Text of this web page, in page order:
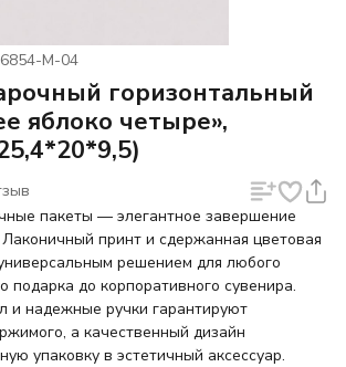
M-04
горизонтальный
яблоко четыре»,
пакеты — элегантное завершение
принт и сдержанная цветовая
решением для любого
подарка до корпоративного сувенира.
и надежные ручки гарантируют
а качественный дизайн
упаковку в эстетичный аксессуар.